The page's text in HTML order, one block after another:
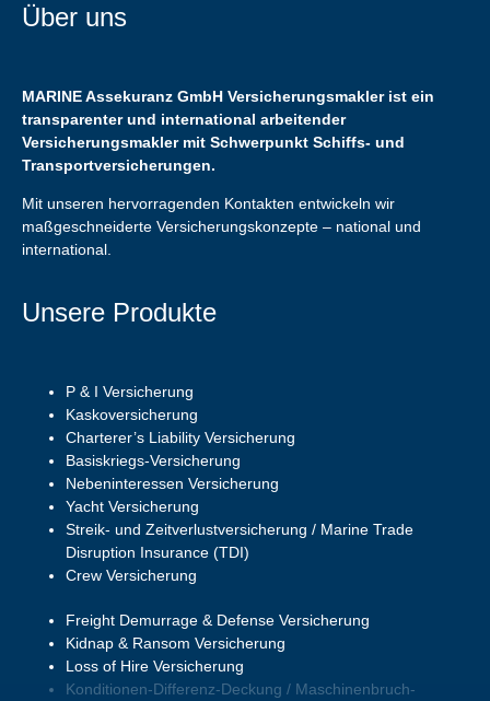
Über uns
MARINE Assekuranz GmbH Versicherungsmakler ist ein
transparenter und international arbeitender
Versicherungsmakler mit Schwerpunkt Schiffs- und
Transportversicherungen.
Mit unseren hervorragenden Kontakten entwickeln wir
maßgeschneiderte Versicherungskonzepte – national und
international.
Unsere Produkte
P & I Versicherung
Kaskoversicherung
Charterer’s Liability Versicherung
Basiskriegs-Versicherung
Nebeninteressen Versicherung
Yacht Versicherung
Streik- und Zeitverlustversicherung / Marine Trade
Disruption Insurance (TDI)
Crew Versicherung
Freight Demurrage & Defense Versicherung
Kidnap & Ransom Versicherung
Loss of Hire Versicherung
Konditionen-Differenz-Deckung / Maschinenbruch-